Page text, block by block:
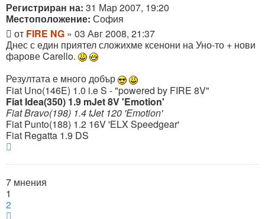
Регистриран на: 31 Мар 2007, 19:20
Местоположение: София
Мнение
от FIRE NG » 03 Авг 2008, 21:37
Днес с един приятел сложихме ксенони на Уно-то + нови
фарове Carello.
Резултата е много добър
Fiat Uno(146E) 1.0 i.e S - "powered by FIRE 8V"
Fiat Idea(350) 1.9 mJet 8V 'Emotion'
Fiat Bravo(198) 1.4 tJet 120 'Emotion'
Fiat Punto(188) 1.2 16V 'ELX Speedgear'
Fiat Regatta 1.9 DS
в
началото
7 мнения
1
2